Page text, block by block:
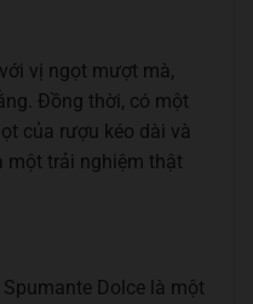
vị ngọt mượt mà,
Đồng thời, có một
của rượu kéo dài và
một trải nghiệm thật
Dolce là một